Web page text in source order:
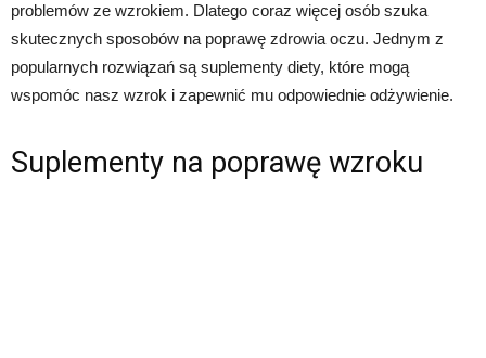
problemów ze wzrokiem. Dlatego coraz więcej osób szuka
skutecznych sposobów na poprawę zdrowia oczu. Jednym z
popularnych rozwiązań są suplementy diety, które mogą
wspomóc nasz wzrok i zapewnić mu odpowiednie odżywienie.
Suplementy na poprawę wzroku